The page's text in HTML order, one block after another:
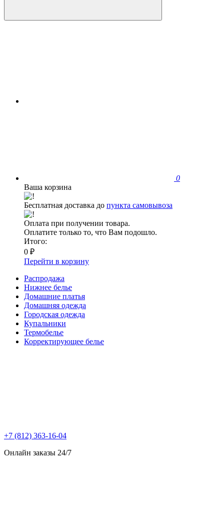
0
Ваша корзина
Бесплатная доставка до пункта самовывоза
Оплата при получении товара.
Оплатите только то, что Вам подошло.
Итого:
0 ₽
Перейти в корзину
Распродажа
Нижнее белье
Домашние платья
Домашняя одежда
Городская одежда
Купальники
Термобелье
Корректирующее белье
+7 (812) 363-16-04
Онлайн заказы 24/7